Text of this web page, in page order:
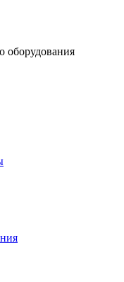
оборудования